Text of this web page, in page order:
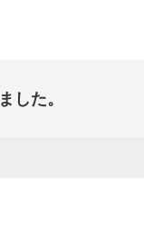
した。